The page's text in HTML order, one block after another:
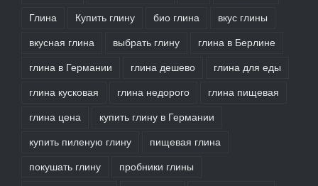
Глина Купить глину био глина вкус глины
вкусная глина выбрать глину глина в Берлине
глина в Германии глина дешево глина для еды
глина кусковая глина недорого глина пищевая
глина цена купить глину в Германии
купить пиленую глину пищевая глина
покушать глину пробники глины